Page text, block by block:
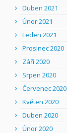
Duben 2021
Únor 2021
Leden 2021
Prosinec 2020
Září 2020
Srpen 2020
Červenec 2020
Květen 2020
Duben 2020
Únor 2020